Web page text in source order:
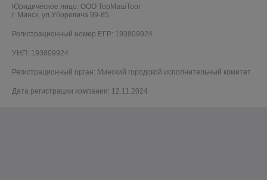
Юридическое лицо: ООО ТорМашТорг
г. Минск, ул.Уборевича 99-85
Регистрационный номер ЕГР: 193809924
УНП: 193809924
Регистрационный орган: Минский городской исполнительный комитет
Дата регистрации компании: 12.11.2024